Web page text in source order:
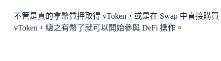
不管是真的拿幣質押取得 vToken，或是在 Swap 中直接購買
vToken，總之有幣了就可以開始參與 DeFi 操作。